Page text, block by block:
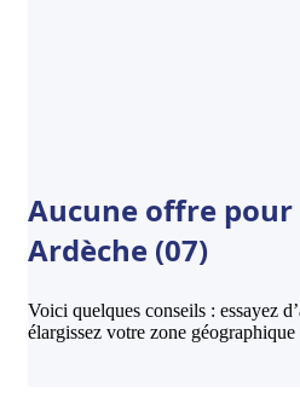
Aucune offre
Ardèche (07)
Voici quelques conseils : essayez
élargissez votre zone géographique